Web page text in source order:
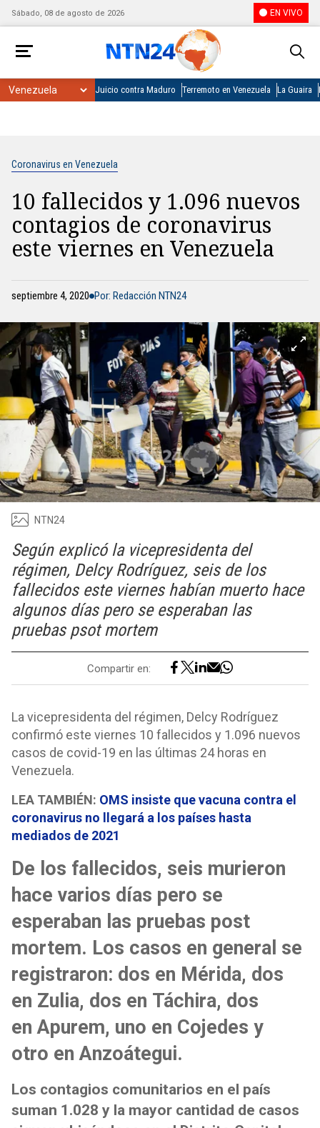
Sábado, 08 de agosto de 2026 EN VIVO
Juicio contra Maduro Terremoto en Venezuela La Guaira
Coronavirus en Venezuela
10 fallecidos y 1.096 nuevos
contagios de coronavirus
este viernes en Venezuela
septiembre 4, 2020 Por: Redacción NTN24
NTN24
Según explicó la vicepresidenta del
régimen, Delcy Rodríguez, seis de los
fallecidos este viernes habían muerto hace
algunos días pero se esperaban las
pruebas psot mortem
Compartir en:
La vicepresidenta del régimen, Delcy Rodríguez
confirmó este viernes 10 fallecidos y 1.096 nuevos
casos de covid-19 en las últimas 24 horas en
Venezuela.
LEA TAMBIÉN: OMS insiste que vacuna contra el
coronavirus no llegará a los países hasta
mediados de 2021
De los fallecidos, seis murieron
hace varios días pero se
esperaban las pruebas post
mortem. Los casos en general se
registraron: dos en Mérida, dos
en Zulia, dos en Táchira, dos
en Apurem, uno en Cojedes y
otro en Anzoátegui.
Los contagios comunitarios en el país
suman 1.028 y la mayor cantidad de casos